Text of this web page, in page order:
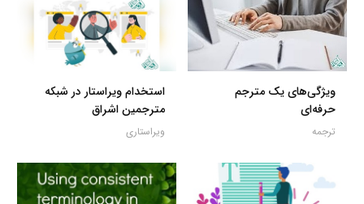
ویژگی‌های یک مترجم
حرفه‌ای
ترجمه
استخدام ویراستار در شبکه
مترجمین اشراق
ویراستاری